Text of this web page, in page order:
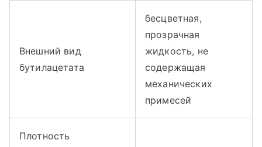
Внешний вид
бутилацетата
бесцветная,
прозрачная
жидкость, не
содержащая
механических
примесей
Плотность